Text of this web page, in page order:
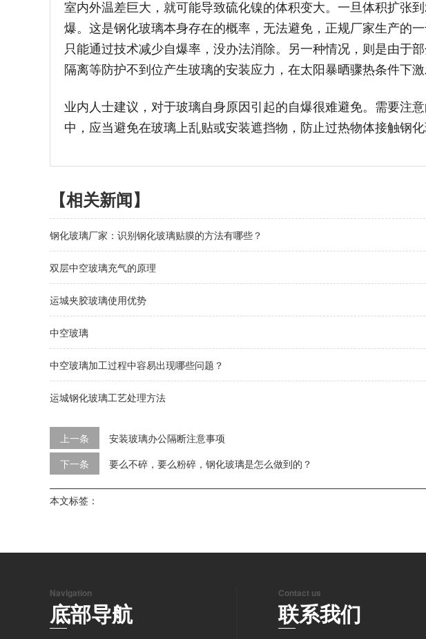
室内外温差巨大，就可能导致硫化镍的体积变大。一旦体积扩张
爆。这是钢化玻璃本身存在的概率，无法避免，正规厂家生产的
只能通过技术减少自爆率，没办法消除。另一种情况，则是由于
隔离等防护不到位产生玻璃的安装应力，在太阳暴晒骤热条件下
业内人士建议，对于玻璃自身原因引起的自爆很难避免。需要注
中，应当避免在玻璃上乱贴或安装遮挡物，防止过热物体接触钢
【相关新闻】
钢化玻璃厂家：识别钢化玻璃贴膜的方法有哪些？
双层中空玻璃充气的原理
运城夹胶玻璃使用优势
中空玻璃
中空玻璃加工过程中容易出现哪些问题？
运城钢化玻璃工艺处理方法
上一条
安装玻璃办公隔断注意事项
下一条
要么不碎，要么粉碎，钢化玻璃是怎么做到的？
本文标签：
Navigation
底部导航
Contact us
联系我们